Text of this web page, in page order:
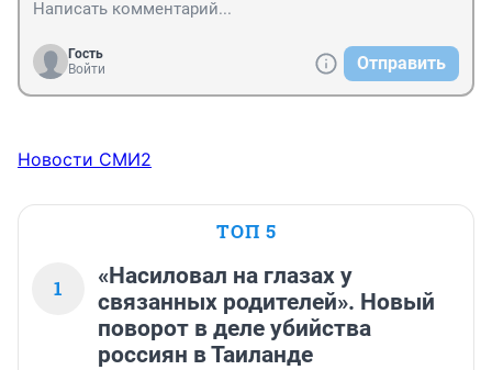
Гость
Войти
Отправить
Новости СМИ2
ТОП 5
1
«Насиловал на глазах у
связанных родителей». Новый
поворот в деле убийства
россиян в Таиланде